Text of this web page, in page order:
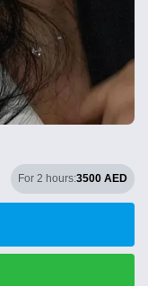
For 2 hours:3500 AED